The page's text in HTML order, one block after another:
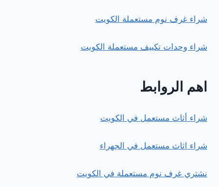
شراء غرف نوم مستعملة الكويت
شراء وحدات تكييف مستعملة الكويت
اهم الروابط
شراء أثاث مستعمل في الكويت
شراء اثاث مستعمل في الجهراء
نشتري غرف نوم مستعملة في الكويت